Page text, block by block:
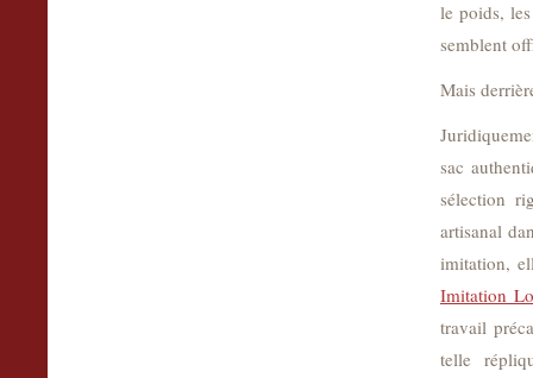
le poids,
semblent
Mais
sac
sélection
artisanal
imitation,
Imitation
travail
telle